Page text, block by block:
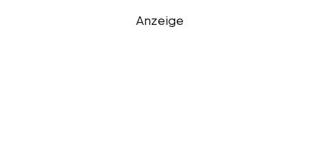
Anzeige